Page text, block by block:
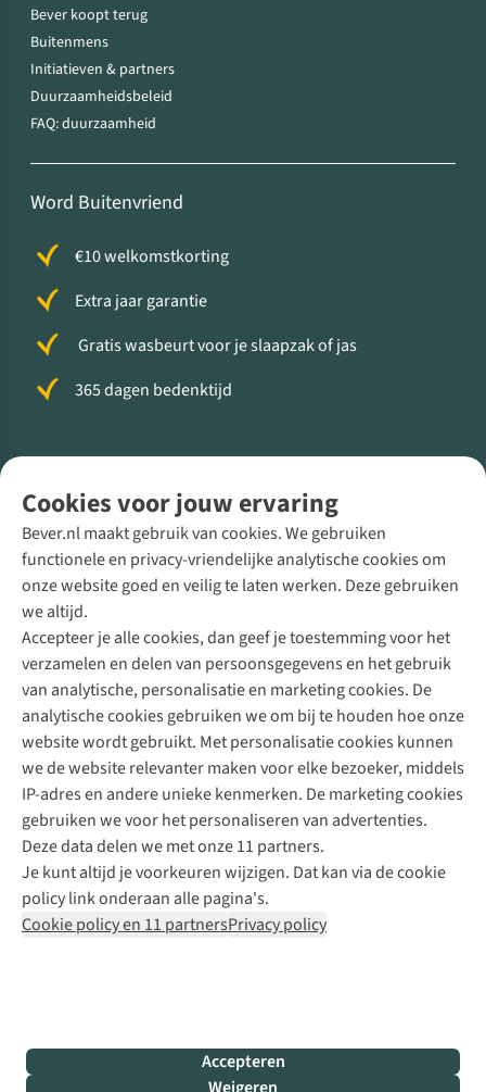
Cookies voor jouw ervaring
Bever.nl maakt gebruik van cookies. We gebruiken
functionele en privacy-vriendelijke analytische cookies om
onze website goed en veilig te laten werken. Deze gebruiken
we altijd.
Accepteer je alle cookies, dan geef je toestemming voor het
verzamelen en delen van persoonsgegevens en het gebruik
van analytische, personalisatie en marketing cookies. De
analytische cookies gebruiken we om bij te houden hoe onze
website wordt gebruikt. Met personalisatie cookies kunnen
we de website relevanter maken voor elke bezoeker, middels
IP-adres en andere unieke kenmerken. De marketing cookies
gebruiken we voor het personaliseren van advertenties.
Deze data delen we met onze 11 partners.
Je kunt altijd je voorkeuren wijzigen. Dat kan via de cookie
policy link onderaan alle pagina's.
Cookie policy en 11 partnersPrivacy policy
Accepteren
Bever koopt terug
Buitenmens
Initiatieven & partners
Duurzaamheidsbeleid
FAQ: duurzaamheid
Word Buitenvriend
€10 welkomstkorting
Extra jaar garantie
Gratis wasbeurt voor je slaapzak of jas
365 dagen bedenktijd
Direct advies van een Buitenexpert
+31 (0)85 888 50 88
+31 6 12 28 49 80
Contactformulier
Bever